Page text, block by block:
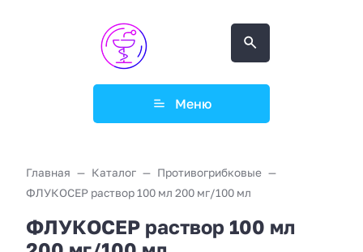
Меню
Главная Каталог
Противогрибковые
ФЛУКОСЕР раствор 100 мл 200 мг/100 мл
ФЛУКОСЕР раствор 100 мл